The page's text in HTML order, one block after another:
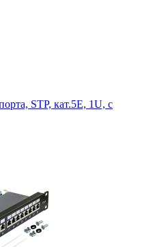
STP, кат.5E, 1U, с